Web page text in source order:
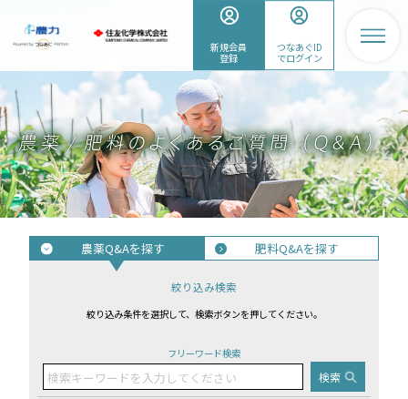
新規会員
登録
つなあぐID
でログイン
農薬Q&Aを探す 肥料Q&Aを探す
絞り込み検索
絞り込み条件を選択して、検索ボタンを押してください。
フリーワード検索